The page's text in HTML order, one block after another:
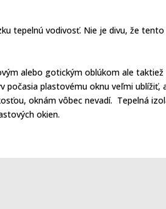
tepelnú vodivosť. Nie je divu, že
alebo gotickým oblúkom ale
plastovému oknu veľmi ublížiť,
oknám vôbec nevadí. Tepelná
okien.